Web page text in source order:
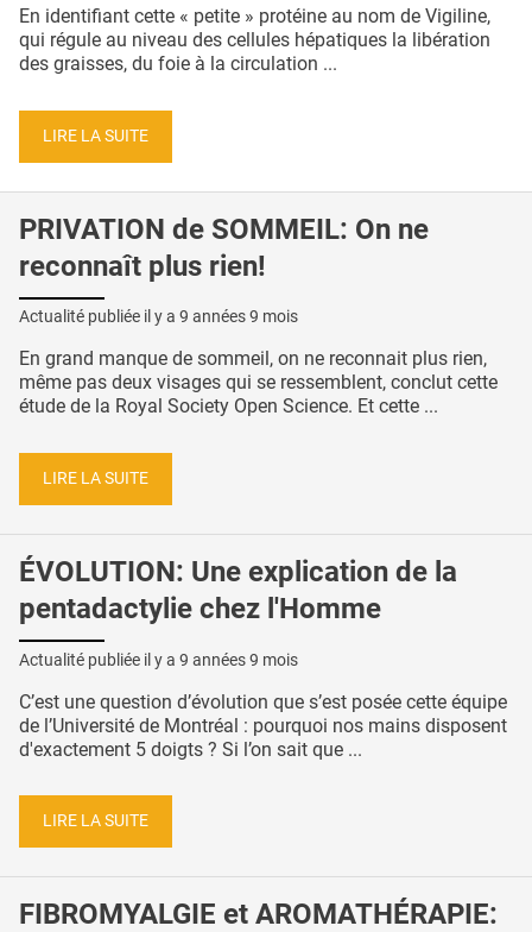
En identifiant cette « petite » protéine au nom de Vigiline,
qui régule au niveau des cellules hépatiques la libération
des graisses, du foie à la circulation ...
LIRE LA SUITE
PRIVATION de SOMMEIL: On ne
reconnaît plus rien!
Actualité publiée il y a 9 années 9 mois
En grand manque de sommeil, on ne reconnait plus rien,
même pas deux visages qui se ressemblent, conclut cette
étude de la Royal Society Open Science. Et cette ...
LIRE LA SUITE
ÉVOLUTION: Une explication de la
pentadactylie chez l'Homme
Actualité publiée il y a 9 années 9 mois
C’est une question d’évolution que s’est posée cette équipe
de l’Université de Montréal : pourquoi nos mains disposent
d'exactement 5 doigts ? Si l’on sait que ...
LIRE LA SUITE
FIBROMYALGIE et AROMATHÉRAPIE: